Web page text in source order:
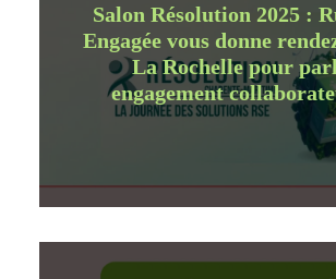
Salon Résolution 2025 :
Engagée vous donne
La Rochelle pour
engagement